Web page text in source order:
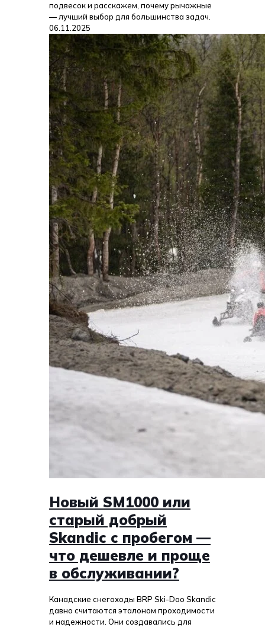
подвесок и расскажем, почему рычажные
— лучший выбор для большинства задач.
06.11.2025
Новый SM1000 или
старый добрый
Skandic с пробегом —
что дешевле и проще
в обслуживании?
Канадские снегоходы BRP Ski-Doo Skandic
давно считаются эталоном проходимости
и надежности. Они создавались для